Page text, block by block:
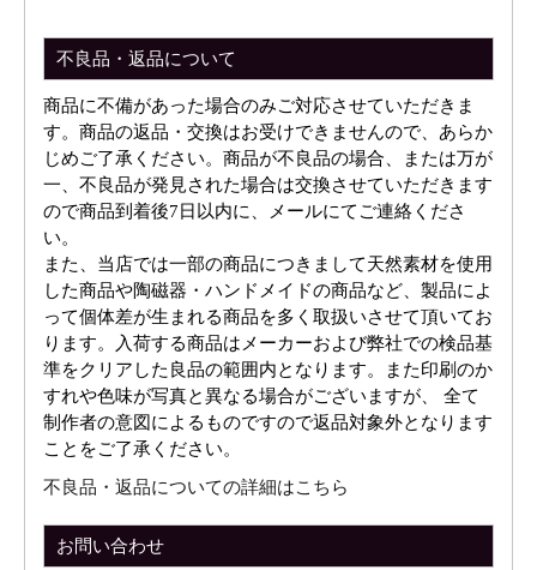
不良品・返品について
商品に不備があった場合のみご対応させていただきま
す。商品の返品・交換はお受けできませんので、あらか
じめご了承ください。商品が不良品の場合、または万が
一、不良品が発見された場合は交換させていただきます
ので商品到着後7日以内に、メールにてご連絡くださ
い。
また、当店では一部の商品につきまして天然素材を使用
した商品や陶磁器・ハンドメイドの商品など、製品によ
って個体差が生まれる商品を多く取扱いさせて頂いてお
ります。入荷する商品はメーカーおよび弊社での検品基
準をクリアした良品の範囲内となります。また印刷のか
すれや色味が写真と異なる場合がございますが、 全て
制作者の意図によるものですので返品対象外となります
ことをご了承ください。
不良品・返品についての詳細はこちら
お問い合わせ